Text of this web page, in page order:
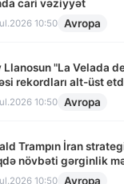
cari vəziyyət
10:50 Avropa
Llanosun "La Velada
rekordları alt-üst
10:50 Avropa
Trampın İran
növbəti gərginlik
10:50 Avropa